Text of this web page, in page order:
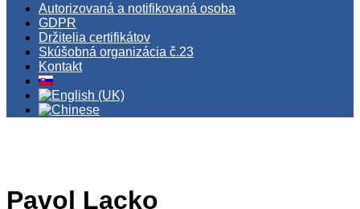
Autorizovaná a notifikovaná osoba
GDPR
Držitelia certifikátov
Skúšobná organizácia č.23
Kontakt
Pavol Lacko